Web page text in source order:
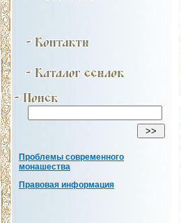
Проблемы современного
монашества
Правовая информация